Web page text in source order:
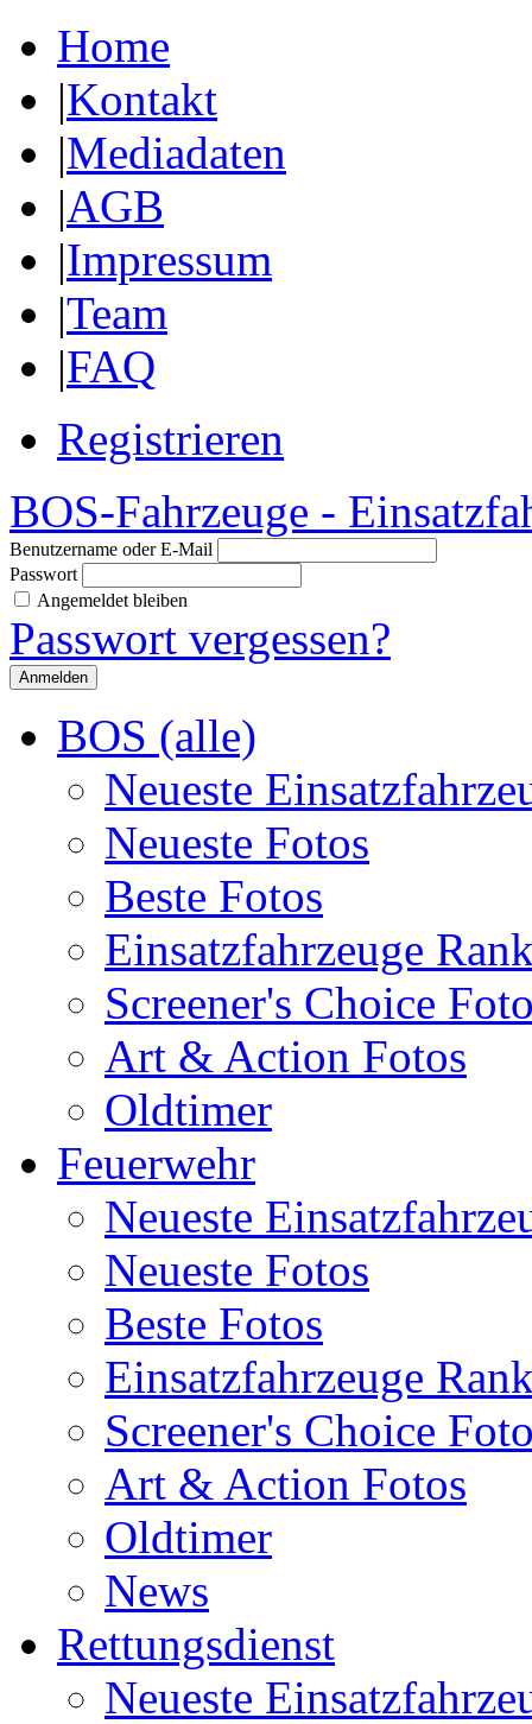
Home
|Kontakt
|Mediadaten
|AGB
|Impressum
|Team
|FAQ
Registrieren
BOS-Fahrzeuge -
Benutzername oder E-Mail
Passwort
Angemeldet bleiben
Passwort vergessen?
BOS (alle)
Neueste
Neueste Fotos
Beste Fotos
Einsatzfahrzeuge
Screener's Choice
Art & Action Fotos
Oldtimer
Feuerwehr
Neueste
Neueste Fotos
Beste Fotos
Einsatzfahrzeuge
Screener's Choice
Art & Action Fotos
Oldtimer
News
Rettungsdienst
Neueste